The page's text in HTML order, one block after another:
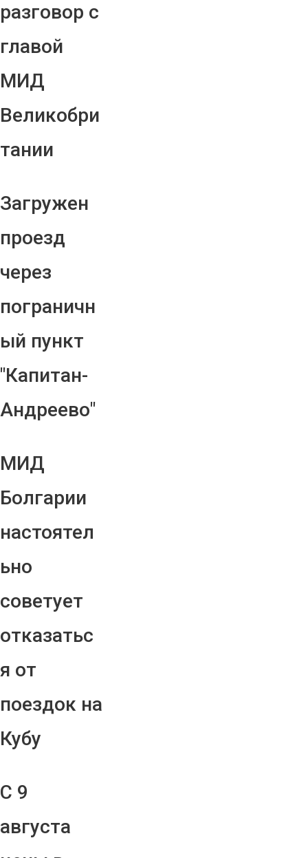
разговор с
главой
МИД
Великобри
тании
Загружен
проезд
через
пограничн
ый пункт
"Капитан-
Андреево"
МИД
Болгарии
настоятел
ьно
советует
отказатьс
я от
поездок на
Кубу
С 9
августа